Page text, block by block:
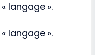
langage ».
langage ».